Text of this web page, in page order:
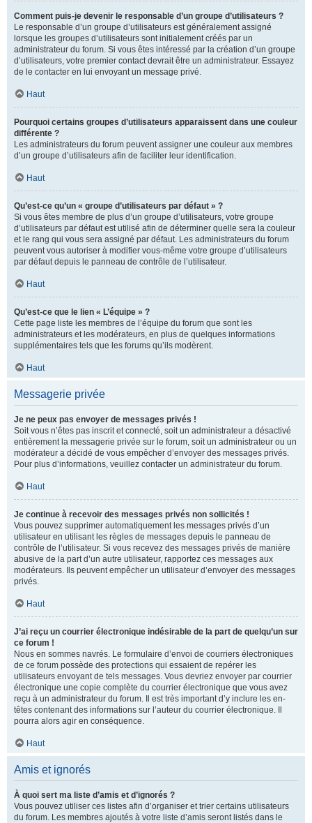
Comment puis-je devenir le responsable d’un groupe d’utilisateurs ?
Le responsable d’un groupe d’utilisateurs est généralement assigné
lorsque les groupes d’utilisateurs sont initialement créés par un
administrateur du forum. Si vous êtes intéressé par la création d’un groupe
d’utilisateurs, votre premier contact devrait être un administrateur. Essayez
de le contacter en lui envoyant un message privé.
Haut
Pourquoi certains groupes d’utilisateurs apparaissent dans une couleur
différente ?
Les administrateurs du forum peuvent assigner une couleur aux membres
d’un groupe d’utilisateurs afin de faciliter leur identification.
Haut
Qu’est-ce qu’un « groupe d’utilisateurs par défaut » ?
Si vous êtes membre de plus d’un groupe d’utilisateurs, votre groupe
d’utilisateurs par défaut est utilisé afin de déterminer quelle sera la couleur
et le rang qui vous sera assigné par défaut. Les administrateurs du forum
peuvent vous autoriser à modifier vous-même votre groupe d’utilisateurs
par défaut depuis le panneau de contrôle de l’utilisateur.
Haut
Qu’est-ce que le lien « L’équipe » ?
Cette page liste les membres de l’équipe du forum que sont les
administrateurs et les modérateurs, en plus de quelques informations
supplémentaires tels que les forums qu’ils modèrent.
Haut
Messagerie privée
Je ne peux pas envoyer de messages privés !
Soit vous n’êtes pas inscrit et connecté, soit un administrateur a désactivé
entièrement la messagerie privée sur le forum, soit un administrateur ou un
modérateur a décidé de vous empêcher d’envoyer des messages privés.
Pour plus d’informations, veuillez contacter un administrateur du forum.
Haut
Je continue à recevoir des messages privés non sollicités !
Vous pouvez supprimer automatiquement les messages privés d’un
utilisateur en utilisant les règles de messages depuis le panneau de
contrôle de l’utilisateur. Si vous recevez des messages privés de manière
abusive de la part d’un autre utilisateur, rapportez ces messages aux
modérateurs. Ils peuvent empêcher un utilisateur d’envoyer des messages
privés.
Haut
J’ai reçu un courrier électronique indésirable de la part de quelqu’un sur
ce forum !
Nous en sommes navrés. Le formulaire d’envoi de courriers électroniques
de ce forum possède des protections qui essaient de repérer les
utilisateurs envoyant de tels messages. Vous devriez envoyer par courrier
électronique une copie complète du courrier électronique que vous avez
reçu à un administrateur du forum. Il est très important d’y inclure les en-
têtes contenant des informations sur l’auteur du courrier électronique. Il
pourra alors agir en conséquence.
Haut
Amis et ignorés
À quoi sert ma liste d’amis et d’ignorés ?
Vous pouvez utiliser ces listes afin d’organiser et trier certains utilisateurs
du forum. Les membres ajoutés à votre liste d’amis seront listés dans le